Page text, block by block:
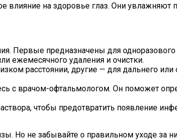
на здоровье глаз. Они увлажняют
Первые предназначены для одноразового
ежемесячного удаления и очистки.
расстоянии, другие — для дальнего или
с врачом-офтальмологом. Он поможет
чтобы предотвратить появление
Но не забывайте о правильном уходе за